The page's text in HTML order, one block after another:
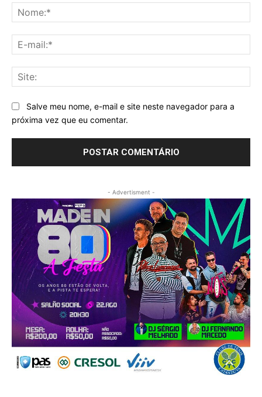
Salve meu nome, e-mail e site neste navegador para a
próxima vez que eu comentar.
- Advertisment -